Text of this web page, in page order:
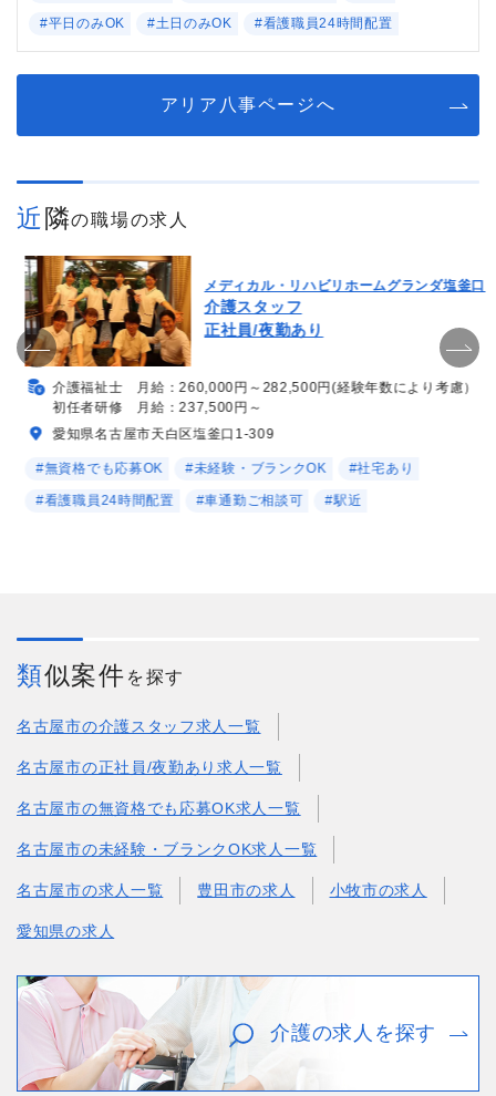
#平日のみOK #土日のみOK #看護職員24時間配置
アリア八事ページへ
近隣の職場の求人
メディカル・リハビリホームグランダ塩釜口
介護スタッフ
正社員/夜勤あり
介護福祉士 月給：260,000円～282,500円(経験年数により考慮）
初任者研修 月給：237,500円～
愛知県名古屋市天白区塩釜口1-309
#無資格でも応募OK #未経験・ブランクOK #社宅あり
#看護職員24時間配置 #車通勤ご相談可 #駅近
類似案件 を探す
名古屋市の介護スタッフ求人一覧
名古屋市の正社員/夜勤あり求人一覧
名古屋市の無資格でも応募OK求人一覧
名古屋市の未経験・ブランクOK求人一覧
名古屋市の求人一覧 豊田市の求人 小牧市の求人
愛知県の求人
介護の求人を探す